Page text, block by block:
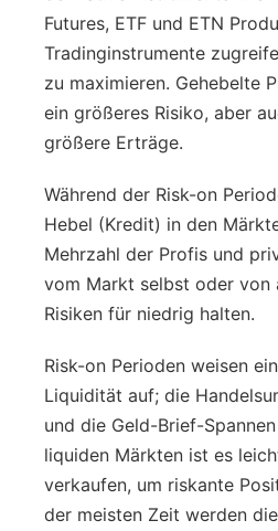
Futures, ETF und ETN
Tradinginstrumente
zu maximieren. Gehebelte
ein größeres Risiko, aber
größere Erträge.
Während der Risk-on
Hebel (Kredit) in den
Mehrzahl der Profis und
vom Markt selbst oder von
Risiken für niedrig halten.
Risk-on Perioden weisen
Liquidität auf; die
und die Geld-Brief-
liquiden Märkten ist es
verkaufen, um riskante
der meisten Zeit werden